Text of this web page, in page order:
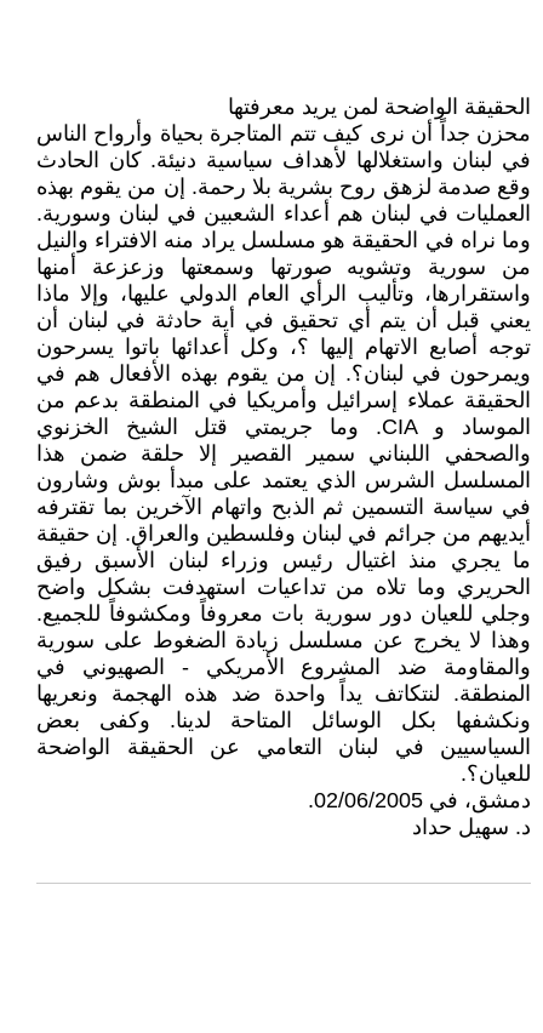
الحقيقة الواضحة لمن يريد معرفتها
محزن جداً أن نرى كيف تتم المتاجرة بحياة وأرواح الناس
في لبنان واستغلالها لأهداف سياسية دنيئة. كان الحادث
وقع صدمة لزهق روح بشرية بلا رحمة. إن من يقوم بهذه
العمليات في لبنان هم أعداء الشعبين في لبنان وسورية.
وما نراه في الحقيقة هو مسلسل يراد منه الافتراء والنيل
من سورية وتشويه صورتها وسمعتها وزعزعة أمنها
واستقرارها، وتأليب الرأي العام الدولي عليها، وإلا ماذا
يعني قبل أن يتم أي تحقيق في أية حادثة في لبنان أن
توجه أصابع الاتهام إليها ؟، وكل أعدائها باتوا يسرحون
ويمرحون في لبنان؟. إن من يقوم بهذه الأفعال هم في
الحقيقة عملاء إسرائيل وأمريكيا في المنطقة بدعم من
الموساد و CIA. وما جريمتي قتل الشيخ الخزنوي
والصحفي اللبناني سمير القصير إلا حلقة ضمن هذا
المسلسل الشرس الذي يعتمد على مبدأ بوش وشارون
في سياسة التسمين ثم الذبح واتهام الآخرين بما تقترفه
أيديهم من جرائم في لبنان وفلسطين والعراق. إن حقيقة
ما يجري منذ اغتيال رئيس وزراء لبنان الأسبق رفيق
الحريري وما تلاه من تداعيات استهدفت بشكل واضح
وجلي للعيان دور سورية بات معروفاً ومكشوفاً للجميع.
وهذا لا يخرج عن مسلسل زيادة الضغوط على سورية
والمقاومة ضد المشروع الأمريكي - الصهيوني في
المنطقة. لنتكاتف يداً واحدة ضد هذه الهجمة ونعريها
ونكشفها بكل الوسائل المتاحة لدينا. وكفى بعض
السياسيين في لبنان التعامي عن الحقيقة الواضحة
للعيان؟.
دمشق، في 02/06/2005.
د. سهيل حداد